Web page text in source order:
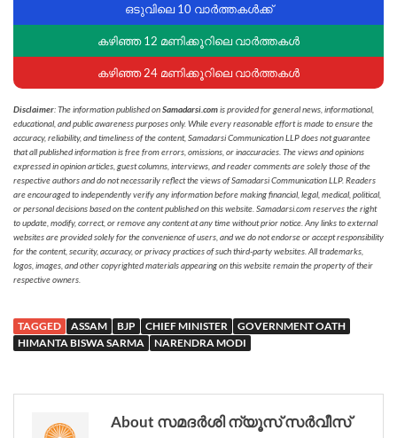
ഒടുവിലെ 10 വാർത്തകൾക്ക്
കഴിഞ്ഞ 12 മണിക്കൂറിലെ വാർത്തകൾ
കഴിഞ്ഞ 24 മണിക്കൂറിലെ വാർത്തകൾ
Disclaimer: The information published onSamadarsi.comis provided for general news, informational,
educational, and public awareness purposes only. While every reasonable effort is made to ensure the
accuracy, reliability, and timeliness of the content, Samadarsi Communication LLP does not guarantee
that all published information is free from errors, omissions, or inaccuracies. The views and opinions
expressed in opinion articles, guest columns, interviews, and reader comments are solely those of the
respective authors and do not necessarily reflect the views of Samadarsi Communication LLP. Readers
are encouraged to independently verify any information before making financial, legal, medical, political,
or personal decisions based on the content published on this website. Samadarsi.com reserves the right
to update, modify, correct, or remove any content at any time without prior notice. Any links to external
websites are provided solely for the convenience of users, and we do not endorse or accept responsibility
for the content, security, accuracy, or privacy practices of such third-party websites. All trademarks,
logos, images, and other copyrighted materials appearing on this website remain the property of their
respective owners.
TAGGED ASSAM BJP CHIEF MINISTER
GOVERNMENT OATH
HIMANTA BISWA SARMA
NARENDRA MODI
About സമദർശി ന്യൂസ് സർവീസ്